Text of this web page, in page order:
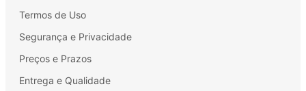
Termos de Uso
Segurança e Privacidade
Preços e Prazos
Entrega e Qualidade